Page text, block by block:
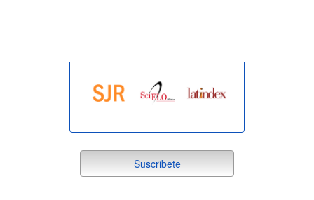
suscribete
Suscribete